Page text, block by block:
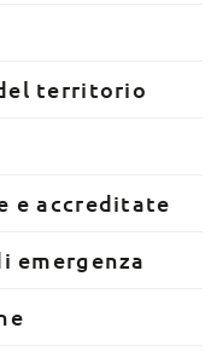
territorio
e accreditate
emergenza